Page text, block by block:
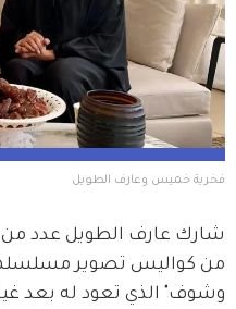
فخرية خميس وعارف الطويل
شارك عارف الطويل عدد
من كواليس تصوير
وشوف" الذي تعود له بعد